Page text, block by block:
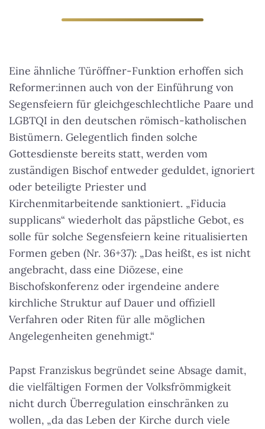
Eine ähnliche Türöffner-Funktion erhoffen sich
Reformer:innen auch von der Einführung von
Segensfeiern für gleichgeschlechtliche Paare und
LGBTQI in den deutschen römisch-katholischen
Bistümern. Gelegentlich finden solche
Gottesdienste bereits statt, werden vom
zuständigen Bischof entweder geduldet, ignoriert
oder beteiligte Priester und
Kirchenmitarbeitende sanktioniert. „Fiducia
supplicans“ wiederholt das päpstliche Gebot, es
solle für solche Segensfeiern keine ritualisierten
Formen geben (Nr. 36+37): „Das heißt, es ist nicht
angebracht, dass eine Diözese, eine
Bischofskonferenz oder irgendeine andere
kirchliche Struktur auf Dauer und offiziell
Verfahren oder Riten für alle möglichen
Angelegenheiten genehmigt.“
Papst Franziskus begründet seine Absage damit,
die vielfältigen Formen der Volksfrömmigkeit
nicht durch Überregulation einschränken zu
wollen, „da das Leben der Kirche durch viele